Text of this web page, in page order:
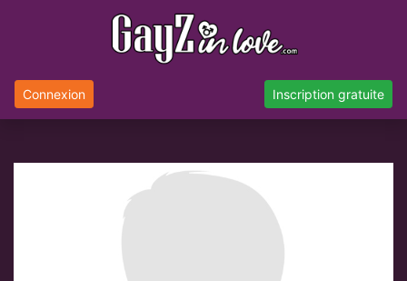
Connexion Inscription gratuite